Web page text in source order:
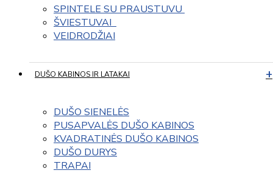
SPINTELE SU PRAUSTUVU
ŠVIESTUVAI
VEIDRODŽIAI
DUŠO KABINOS IR LATAKAI
DUŠO SIENELĖS
PUSAPVALĖS DUŠO KABINOS
KVADRATINĖS DUŠO KABINOS
DUŠO DURYS
TRAPAI